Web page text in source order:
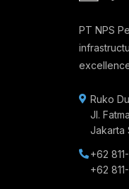
PT NPS
Ruko
Jl.
Jakarta
+62
+62